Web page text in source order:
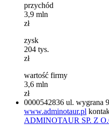
przychód
3,9 mln
zł
zysk
204 tys.
zł
wartość firmy
3,6 mln
zł
0000542836 ul. wygrana
www.adminotaur.pl
ADMINOTAUR SP. Z